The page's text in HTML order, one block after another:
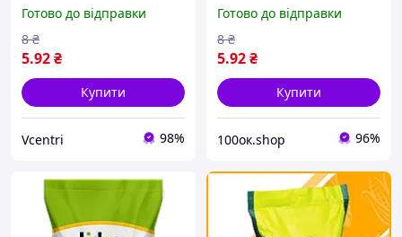
Готово до відправки
5.92₴
8 ₴
Купити
Vcentri 98%
Готово до відправки
5.92₴
8 ₴
Купити
100ок.shop 96%